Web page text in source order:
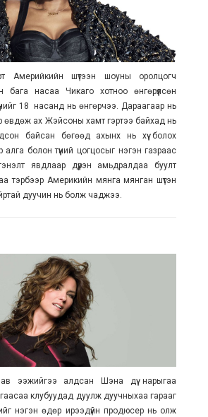
Америйкийн шүтээн шоуны оролцогч
насаа Чикаго хотноо өнгөрүүлсөн
18 насанд нь өнгөрчээ. Дараагаар нь
өвдөж ах Жэйсоны хамт гэртээ байхад нь
байсан бөгөөд ахынх нь хүү болох
болон түүний цогцосыг нэгэн газраас
явдлаар дүүрэн амьдралдаа буулт
тэрбээр Америкийн мянга мянган шүтэн
дуучин нь болж чаджээ.
ээжийгээ алдсан Шэна дүү нарыгаа
клубуудад дуулж дуучныхаа гарааг
нэгэн өдөр ирээдүйн продюсер нь олж